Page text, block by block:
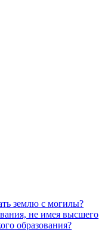
землю с могилы?
не имея высшего
образования?